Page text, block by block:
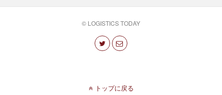
© LOGISTICS TODAY
トップに戻る